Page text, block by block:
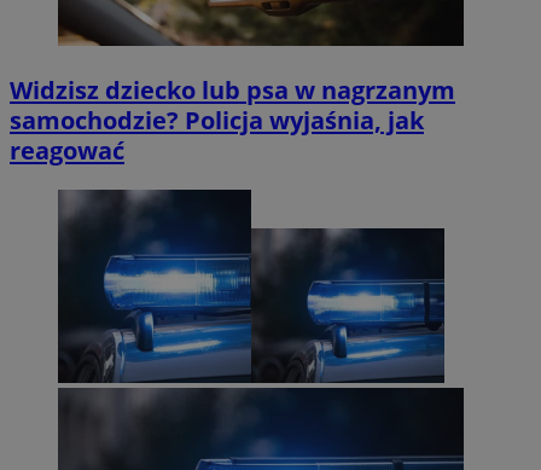
Widzisz dziecko lub psa w nagrzanym
samochodzie? Policja wyjaśnia, jak
reagować